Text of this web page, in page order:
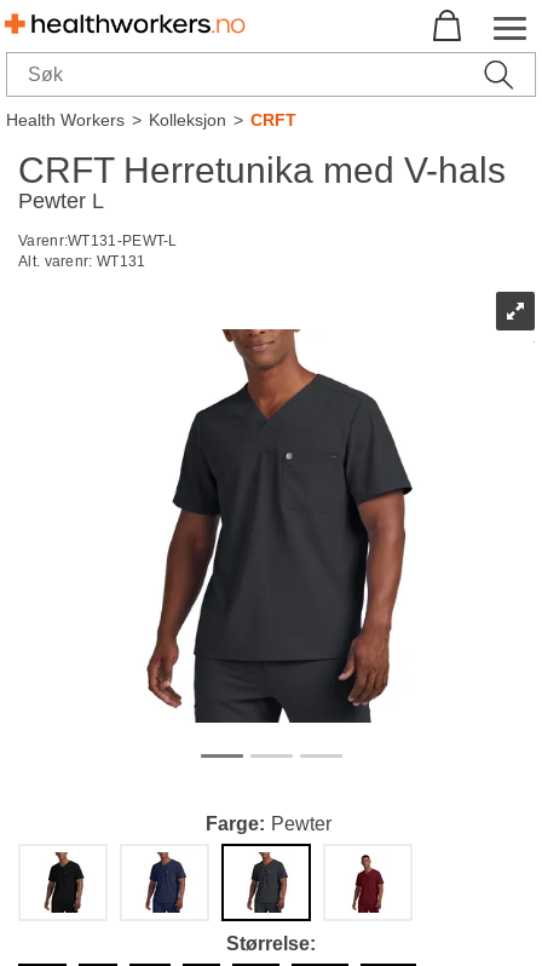
Health Workers>Kolleksjon>CRFT
CRFT Herretunika med V-hals
Pewter L
Varenr:WT131-PEWT-L
Alt. varenr: WT131
Farge Pewter
Størrelse